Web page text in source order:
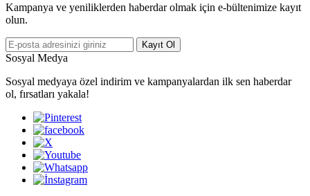
Kampanya ve yeniliklerden haberdar olmak için e-bültenimize kayıt
olun.
Kayıt Ol
Sosyal Medya
Sosyal medyaya özel indirim ve kampanyalardan ilk sen haberdar
ol, fırsatları yakala!